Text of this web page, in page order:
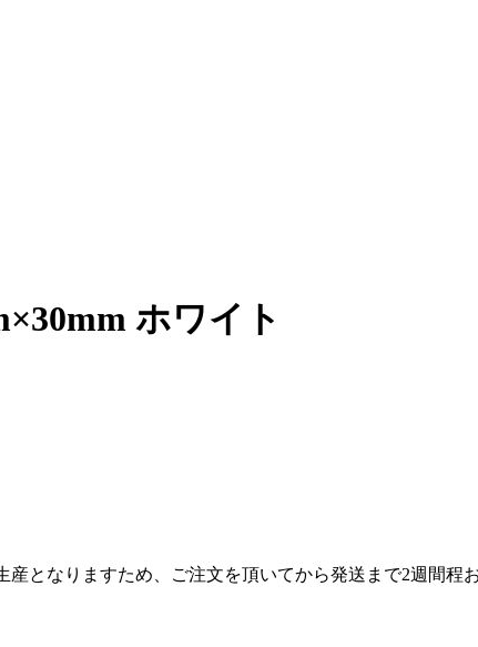
ホワイト
となりますため、ご注文を頂いてから発送まで2週間程